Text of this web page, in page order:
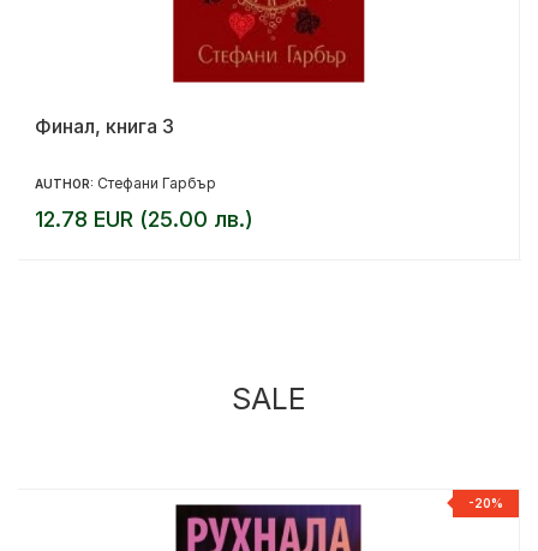
Финал, книга 3
AUTHOR: Стефани Гарбър
12.78 EUR (25.00 лв.)
SALE
-20%